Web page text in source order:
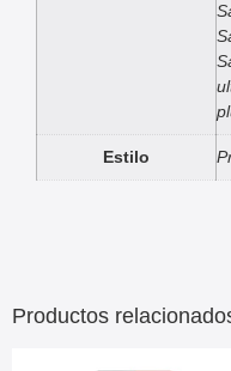
Estilo
Productos